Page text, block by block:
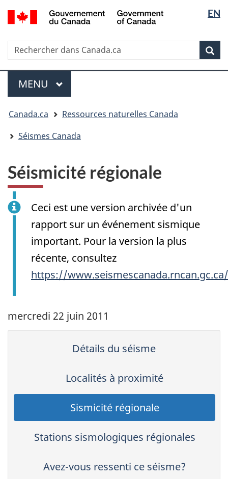
Passer
au
principal
Passer
à
sujet
du
gouvernement »
Passer
à
version
HTML
simplifiée
la
langue
EN
Rechercher
Rechercher
dans
Canada.ca
Menu
MENU PRINCIPAL
êtes
ici
Canada.ca
Ressources naturelles Canada
Séismes Canada
Séismicité régionale
Ceci est une version archivée d'un
rapport sur un événement sismique
important. Pour la version la plus
récente, consultez
https://
mercredi 22 juin 2011
Détails du séisme
Localités à proximité
Sismicité régionale
Stations sismologiques régionales
Avez-vous ressenti ce séisme?